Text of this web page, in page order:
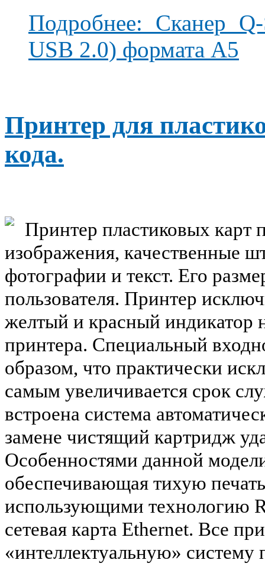
Подробнее: Сканер
USB 2.0) формата А5
Принтер для
кода.
Принтер пластиковых карт
изображения, качественные
фотографии и текст. Его
пользователя. Принтер
желтый и красный индикатор
принтера. Специальный
образом, что практически
самым увеличивается срок
встроена система
замене чистящий картридж
Особенностями данной
обеспечивающая тихую
использующими технологию
сетевая карта Ethernet. Все
«интеллектуальную» систему